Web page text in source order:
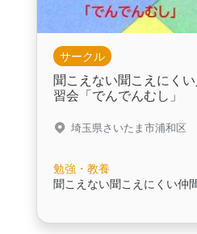
サークル
聞こえない聞こえにく
習会「でんでんむし」
埼玉県さいたま市浦和区
勉強・教養